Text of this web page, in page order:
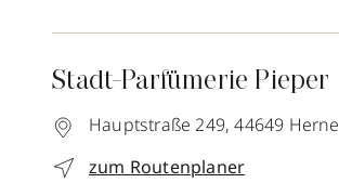
Stadt-Parfümerie Pieper
Hauptstraße 249, 44649 Herne
zum Routenplaner